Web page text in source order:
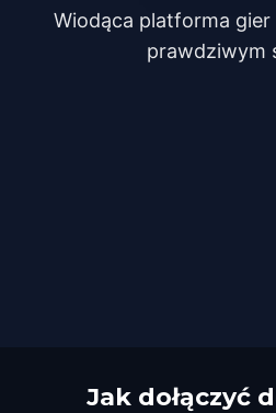
Wiodąca platforma
prawdziwym
Jak dołączyć